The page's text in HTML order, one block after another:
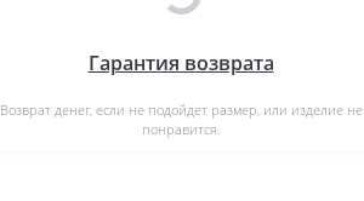
Гарантия возврата
Возврат денег, если не подойдет размер, или изделие не
понравится.